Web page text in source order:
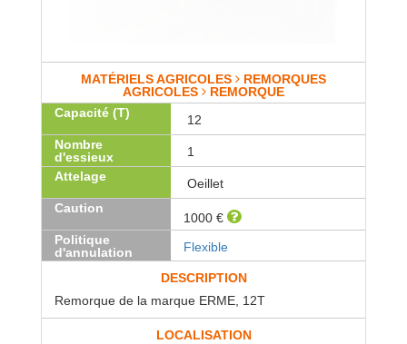
MATÉRIELS AGRICOLES
REMORQUES
AGRICOLES
REMORQUE
Capacité (T)
12
Nombre
d'essieux
1
Attelage
Oeillet
Caution
1000 €
Politique
d'annulation
Flexible
DESCRIPTION
Remorque de la marque ERME, 12T
LOCALISATION